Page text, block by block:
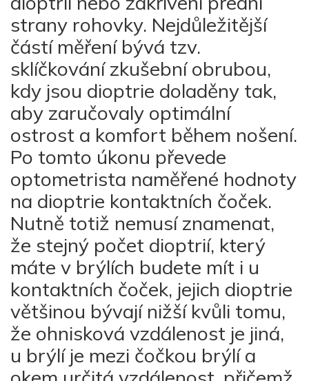
strany rohovky. Nejdůležitější
částí měření bývá tzv.
sklíčkování zkušební obrubou,
kdy jsou dioptrie doladěny tak,
aby zaručovaly optimální
ostrost a komfort během nošení.
Po tomto úkonu převede
optometrista naměřené hodnoty
na dioptrie kontaktních čoček.
Nutně totiž nemusí znamenat,
že stejný počet dioptrií, který
máte v brýlích budete mít i u
kontaktních čoček, jejich dioptrie
většinou bývají nižší kvůli tomu,
že ohnisková vzdálenost je jiná,
u brýlí je mezi čočkou brýlí a